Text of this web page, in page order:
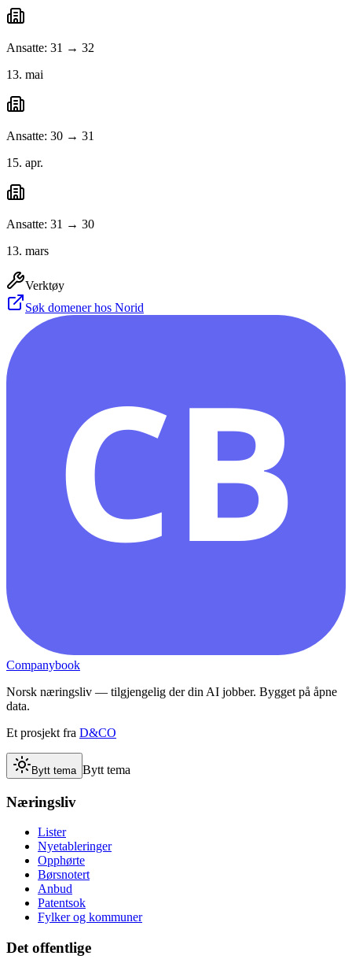
Ansatte: 31 → 32
13. mai
Ansatte: 30 → 31
15. apr.
Ansatte: 31 → 30
13. mars
Verktøy
Søk domener hos Norid
CB
Companybook
Norsk næringsliv — tilgjengelig der din AI jobber. Bygget på åpne
data.
Et prosjekt fra D&CO
Bytt tema Bytt tema
Næringsliv
Lister
Nyetableringer
Opphørte
Børsnotert
Anbud
Patentsok
Fylker og kommuner
Det offentlige